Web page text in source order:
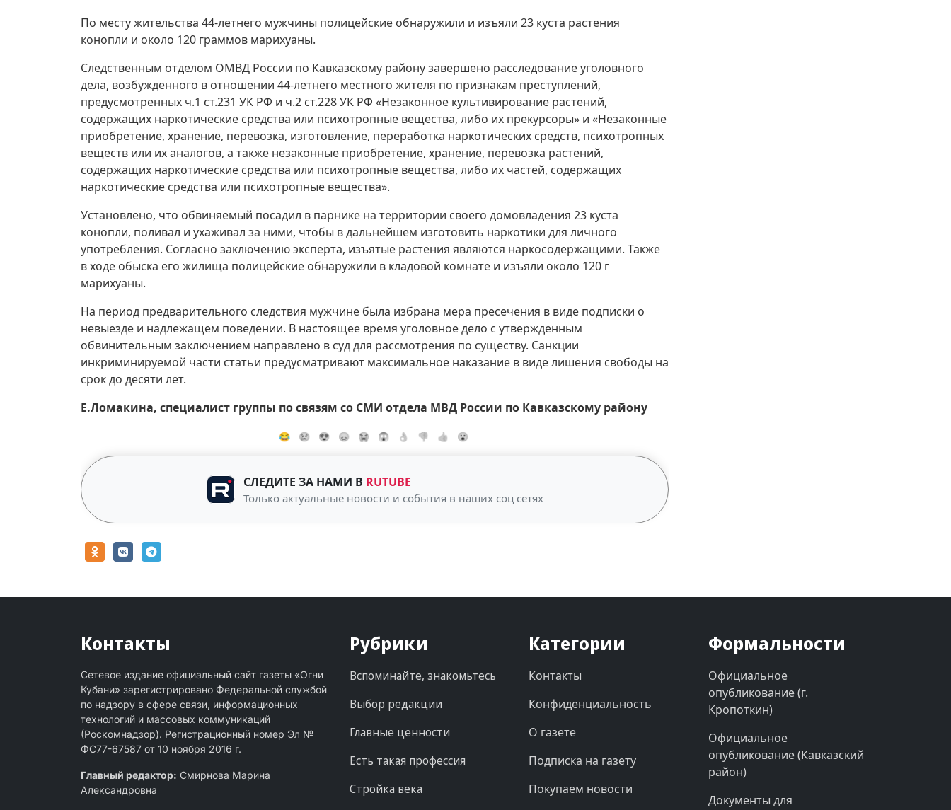
По месту жительства 44-летнего мужчины полицейские обнаружили и изъяли 23 куста растения
конопли и около 120 граммов марихуаны.
Следственным отделом ОМВД России по Кавказскому району завершено расследование уголовного
дела, возбужденного в отношении 44-летнего местного жителя по признакам преступлений,
предусмотренных ч.1 ст.231 УК РФ и ч.2 ст.228 УК РФ «Незаконное культивирование растений,
содержащих наркотические средства или психотропные вещества, либо их прекурсоры» и «Незаконные
приобретение, хранение, перевозка, изготовление, переработка наркотических средств, психотропных
веществ или их аналогов, а также незаконные приобретение, хранение, перевозка растений,
содержащих наркотические средства или психотропные вещества, либо их частей, содержащих
наркотические средства или психотропные вещества».
Установлено, что обвиняемый посадил в парнике на территории своего домовладения 23 куста
конопли, поливал и ухаживал за ними, чтобы в дальнейшем изготовить наркотики для личного
употребления. Согласно заключению эксперта, изъятые растения являются наркосодержащими. Также
в ходе обыска его жилища полицейские обнаружили в кладовой комнате и изъяли около 120 г
марихуаны.
На период предварительного следствия мужчине была избрана мера пресечения в виде подписки о
невыезде и надлежащем поведении. В настоящее время уголовное дело с утвержденным
обвинительным заключением направлено в суд для рассмотрения по существу. Санкции
инкриминируемой части статьи предусматривают максимальное наказание в виде лишения свободы на
срок до десяти лет.
Е.Ломакина, специалист группы по связям со СМИ отдела МВД России по Кавказскому району
😂 😢 😍 😞 😭 😱 👌 👎 👍 😮
СЛЕДИТЕ ЗА НАМИ В RUTUBE
Только актуальные новости и события в наших соц сетях
Контакты
Сетевое издание официальный сайт газеты «Огни
Кубани» зарегистрировано Федеральной службой
по надзору в сфере связи, информационных
технологий и массовых коммуникаций
(Роскомнадзор). Регистрационный номер Эл №
ФС77-67587 от 10 ноября 2016 г.
Главный редактор: Смирнова Марина
Александровна
Рубрики
Вспоминайте, знакомьтесь
Выбор редакции
Главные ценности
Есть такая профессия
Стройка века
Категории
Контакты
Конфиденциальность
О газете
Подписка на газету
Покупаем новости
Формальности
Официальное
опубликование (г.
Кропоткин)
Официальное
опубликование (Кавказский
район)
Документы для